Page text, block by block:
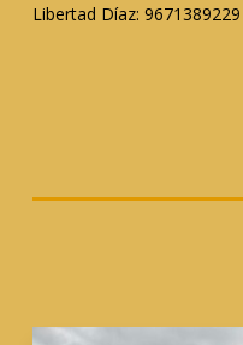
Libertad Díaz: 9671389229